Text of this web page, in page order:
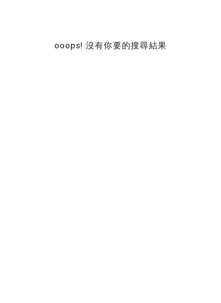
ooops! 沒有你要的搜尋結果